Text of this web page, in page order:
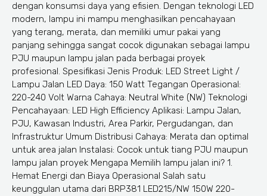
dengan konsumsi daya yang efisien. Dengan teknologi LED
modern, lampu ini mampu menghasilkan pencahayaan
yang terang, merata, dan memiliki umur pakai yang
panjang sehingga sangat cocok digunakan sebagai lampu
PJU maupun lampu jalan pada berbagai proyek
profesional. Spesifikasi Jenis Produk: LED Street Light /
Lampu Jalan LED Daya: 150 Watt Tegangan Operasional:
220-240 Volt Warna Cahaya: Neutral White (NW) Teknologi
Pencahayaan: LED High Efficiency Aplikasi: Lampu Jalan,
PJU, Kawasan Industri, Area Parkir, Pergudangan, dan
Infrastruktur Umum Distribusi Cahaya: Merata dan optimal
untuk area jalan Instalasi: Cocok untuk tiang PJU maupun
lampu jalan proyek Mengapa Memilih lampu jalan ini? 1.
Hemat Energi dan Biaya Operasional Salah satu
keunggulan utama dari BRP381 LED215/NW 150W 220-